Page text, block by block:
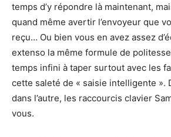
temps d’y répondre là maintenant,
quand même avertir l’envoyeur que
reçu… Ou bien vous en avez assez
extenso la même formule de
temps infini à taper surtout avec les
cette saleté de « saisie intelligente ».
dans l’autre, les raccourcis clavier
vous.